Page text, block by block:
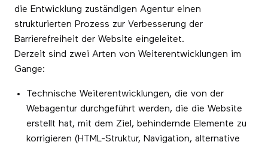
die Entwicklung zuständigen Agentur einen
strukturierten Prozess zur Verbesserung der
Barrierefreiheit der Website eingeleitet.
Derzeit sind zwei Arten von Weiterentwicklungen im
Gange:
Technische Weiterentwicklungen, die von der
Webagentur durchgeführt werden, die die Website
erstellt hat, mit dem Ziel, behindernde Elemente zu
korrigieren (HTML-Struktur, Navigation, alternative